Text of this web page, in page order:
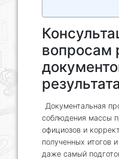
вопросам
Документальная
соблюдения массы
официозов и
полученных итогов
даже самый